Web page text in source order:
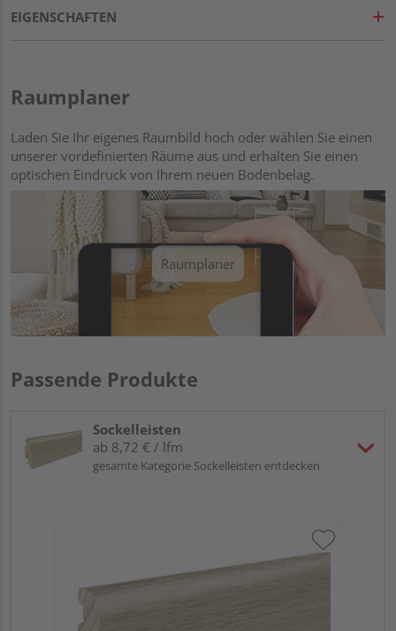
EIGENSCHAFTEN
Raumplaner
Laden Sie Ihr eigenes Raumbild hoch oder wählen Sie einen
unserer vordefinierten Räume aus und erhalten Sie einen
optischen Eindruck von Ihrem neuen Bodenbelag.
Raumplaner
Passende Produkte
Sockelleisten
ab 8,72 € / lfm
gesamte Kategorie Sockelleisten entdecken